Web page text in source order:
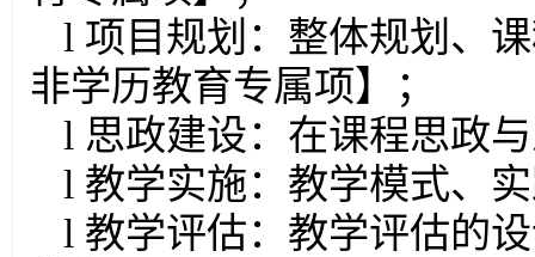
l 项目规划：整体规划、
非学历教育专属项】；
l 思政建设：在课程思政
l 教学实施：教学模式、
l 教学评估：教学评估的